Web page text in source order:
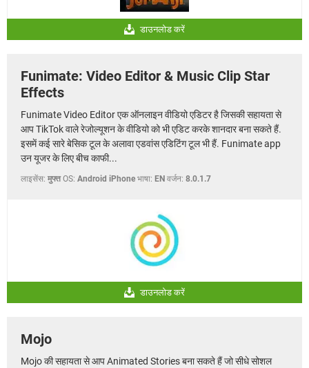
डाउनलोड करें
Funimate: Video Editor & Music Clip Star
Effects
Funimate Video Editor एक ऑनलाइन वीडियो एडिटर है जिसकी सहायता से
आप TikTok वाले रेजोल्यूशन के वीडियो को भी एडिट करके शानदार बना सकते हैं.
इसमें कई सारे बेसिक टूल के अलावा एडवांस एडिटिंग टूल भी हैं. Funimate app
उन यूजर के लिए बीच काफी...
लाइसेंस: मुफ्त OS: Android iPhone भाषा: EN वर्जन: 8.0.1.7
डाउनलोड करें
Mojo
Mojo की सहायता से आप Animated Stories बना सकते हैं जो सीधे सोशल